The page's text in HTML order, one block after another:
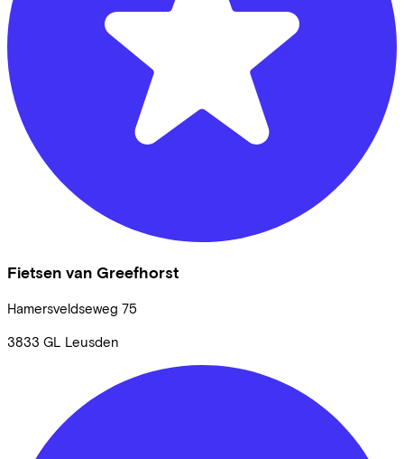
Fietsen van Greefhorst
Hamersveldseweg 75
3833 GL Leusden